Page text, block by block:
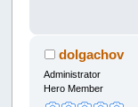
dolgachov
Administrator
Hero Member